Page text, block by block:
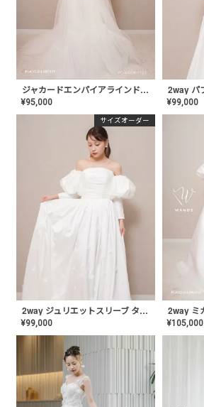
ジャカードエンパイアラインドレス&オーバードレス〈PD-WDOR-1122〉
¥95,000 ¥99,000
サイズオーダー
2way ジュリエットスリーブ タフタドレス〈PD-WDOR-1111〉
¥99,000 ¥105,000